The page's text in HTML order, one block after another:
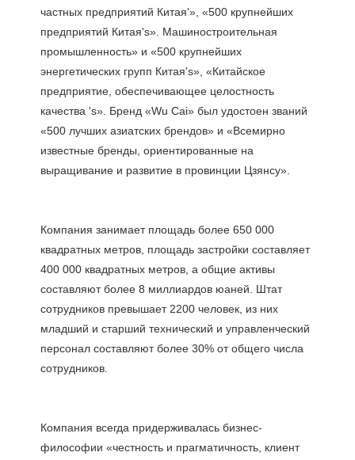
частных предприятий Китая'», «500 крупнейших
предприятий Китая's». Машиностроительная
промышленность» и «500 крупнейших
энергетических групп Китая's», «Китайское
предприятие, обеспечивающее целостность
качества 's». Бренд «Wu Cai» был удостоен званий
«500 лучших азиатских брендов» и «Всемирно
известные бренды, ориентированные на
Компания занимает площадь более 650 000
квадратных метров, площадь застройки составляет
400 000 квадратных метров, а общие активы
составляют более 8 миллиардов юаней. Штат
сотрудников превышает 2200 человек, из них
младший и старший технический и управленческий
персонал составляют более 30% от общего числа
Компания всегда придерживалась бизнес-
философии «честность и прагматичность, клиент